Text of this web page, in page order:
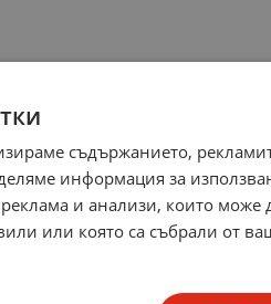
съдържанието,
информация за
и анализи, които може
или която са събрали от